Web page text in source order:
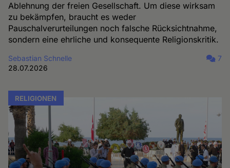
Ablehnung der freien Gesellschaft. Um diese wirksam
zu bekämpfen, braucht es weder
Pauschalverurteilungen noch falsche Rücksichtnahme,
sondern eine ehrliche und konsequente Religionskritik.
Sebastian Schnelle
28.07.2026
7
RELIGIONEN